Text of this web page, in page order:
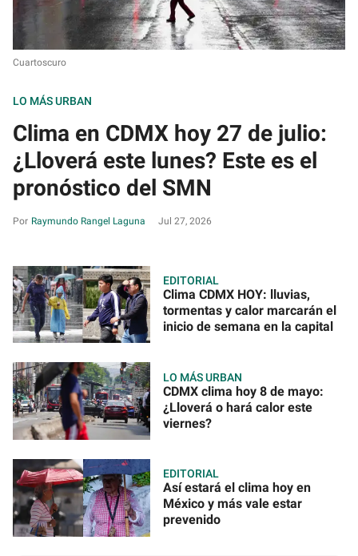
Cuartoscuro
LO MÁS URBAN
Clima en CDMX hoy 27 de julio:
¿Lloverá este lunes? Este es el
pronóstico del SMN
Raymundo Rangel Laguna Jul 27, 2026
EDITORIAL
Clima CDMX HOY: lluvias,
tormentas y calor marcarán el
inicio de semana en la capital
LO MÁS URBAN
CDMX clima hoy 8 de mayo:
¿Lloverá o hará calor este
viernes?
EDITORIAL
Así estará el clima hoy en
México y más vale estar
prevenido